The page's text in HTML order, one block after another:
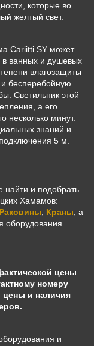
которые во
желтый свет.
Cariitti SY может
в ванных и душевых
влагозащиты
и бесперебойную
Светильник этой
а его
несколько минут.
знаний и
5 м.
и подобрать
Хамамов:
Раковины, Краны, а
оборудования.
цены
номеру
цены и наличия
и